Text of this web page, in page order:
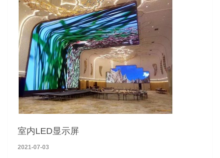
室内LED显示屏
2021-07-03